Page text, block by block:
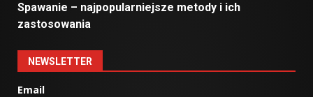
Spawanie – najpopularniejsze metody i ich
zastosowania
NEWSLETTER
Email